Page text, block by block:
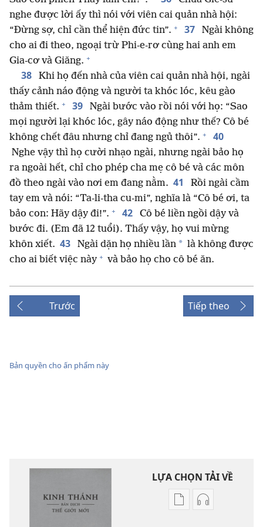
nghe được lời ấy thì nói với viên cai quản nhà hội:
“Đừng sợ, chỉ cần thể hiện đức tin”. + 37
Ngài không
cho ai đi theo, ngoại trừ Phi-e-rơ cùng hai anh em
Gia-cơ và Giăng. +
38
Khi họ đến nhà của viên cai quản nhà hội, ngài
thấy cảnh náo động và người ta khóc lóc, kêu gào
thảm thiết. + 39
Ngài bước vào rồi nói với họ: “Sao
mọi người lại khóc lóc, gây náo động như thế? Cô bé
không chết đâu nhưng chỉ đang ngủ thôi”. + 40
Nghe vậy thì họ cười nhạo ngài, nhưng ngài bảo họ
ra ngoài hết, chỉ cho phép cha mẹ cô bé và các môn
đồ theo ngài vào nơi em đang nằm. 41
Rồi ngài cầm
tay em và nói: “Ta-li-tha cu-mi”, nghĩa là “Cô bé ơi, ta
bảo con: Hãy dậy đi!”. + 42
Cô bé liền ngồi dậy và
bước đi. (Em đã 12 tuổi). Thấy vậy, họ vui mừng
khôn xiết. 43 Ngài dặn họ nhiều lần * là không được
cho ai biết việc này + và bảo họ cho cô bé ăn.
Trước Tiếp theo
Bản quyền cho ấn phẩm này
LỰA CHỌN TẢI VỀ
Tùy
Tùy